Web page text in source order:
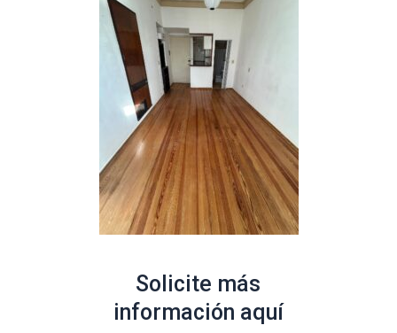
Solicite más
información aquí